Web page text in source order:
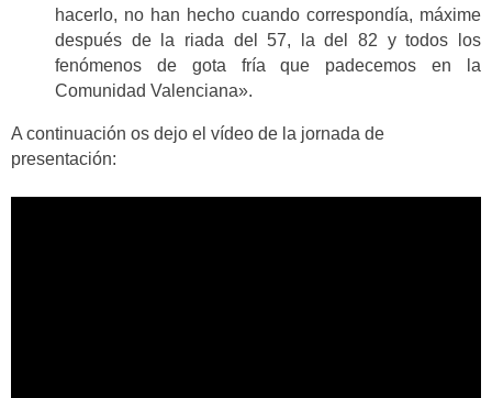
hacerlo, no han hecho cuando correspondía, máxime
después de la riada del 57, la del 82 y todos los
fenómenos de gota fría que padecemos en la
Comunidad Valenciana».
A continuación os dejo el vídeo de la jornada de
presentación: